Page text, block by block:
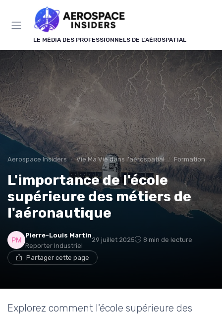
LE MÉDIA DES PROFESSIONNELS DE L'AÉROSPATIAL
Aerospace Insiders Vie Ma Vie dans l'aérospatial Formation
L'importance de l'école
supérieure des métiers de
l'aéronautique
Pierre-Louis Martin
Reporter Industriel
29 juillet 2025 8 min de lecture
Partager cette page
Explorez comment l'école supérieure des
Panneau de gestion des cookies